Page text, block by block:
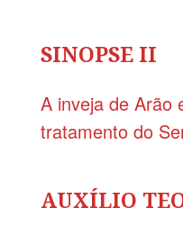
SINOPSE II
A inveja de Arão
tratamento do
AUXÍLIO